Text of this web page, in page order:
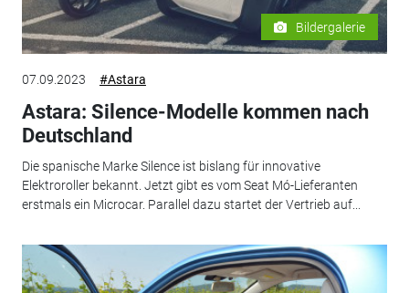
Bildergalerie
07.09.2023 #Astara
Astara: Silence-Modelle kommen nach
Deutschland
Die spanische Marke Silence ist bislang für innovative
Elektroroller bekannt. Jetzt gibt es vom Seat Mó-Lieferanten
erstmals ein Microcar. Parallel dazu startet der Vertrieb auf...